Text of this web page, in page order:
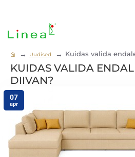
o
m
e
Uudised Kuidas valida
KUIDAS VALIDA
DIIVAN?
07
apr